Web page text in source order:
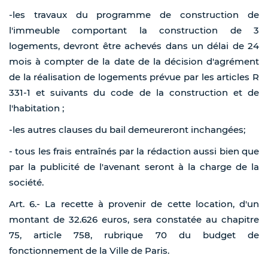
-les travaux du programme de construction de
l'immeuble comportant la construction de 3
logements, devront être achevés dans un délai de 24
mois à compter de la date de la décision d'agrément
de la réalisation de logements prévue par les articles R
331-1 et suivants du code de la construction et de
l'habitation ;
-les autres clauses du bail demeureront inchangées;
- tous les frais entraînés par la rédaction aussi bien que
par la publicité de l'avenant seront à la charge de la
société.
Art. 6.- La recette à provenir de cette location, d'un
montant de 32.626 euros, sera constatée au chapitre
75, article 758, rubrique 70 du budget de
fonctionnement de la Ville de Paris.